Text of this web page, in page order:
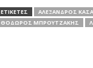
ΕΤΙΚΕΤΕΣ ΑΛΈΞΑΝΔΡΟΣ
ΘΌΔΩΡΟΣ ΜΠΡΟΥΤΖΆΚΗΣ